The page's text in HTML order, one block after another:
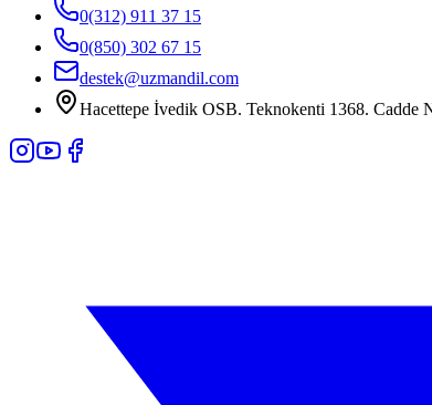
0(312) 911 37 15
0(850) 302 67 15
destek@uzmandil.com
Hacettepe İvedik OSB. Teknokenti 1368.